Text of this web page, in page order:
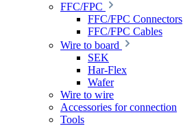
FFC/FPC
FFC/FPC Connectors
FFC/FPC Cables
Wire to board
SEK
Har-Flex
Wafer
Wire to wire
Accessories for connection
Tools